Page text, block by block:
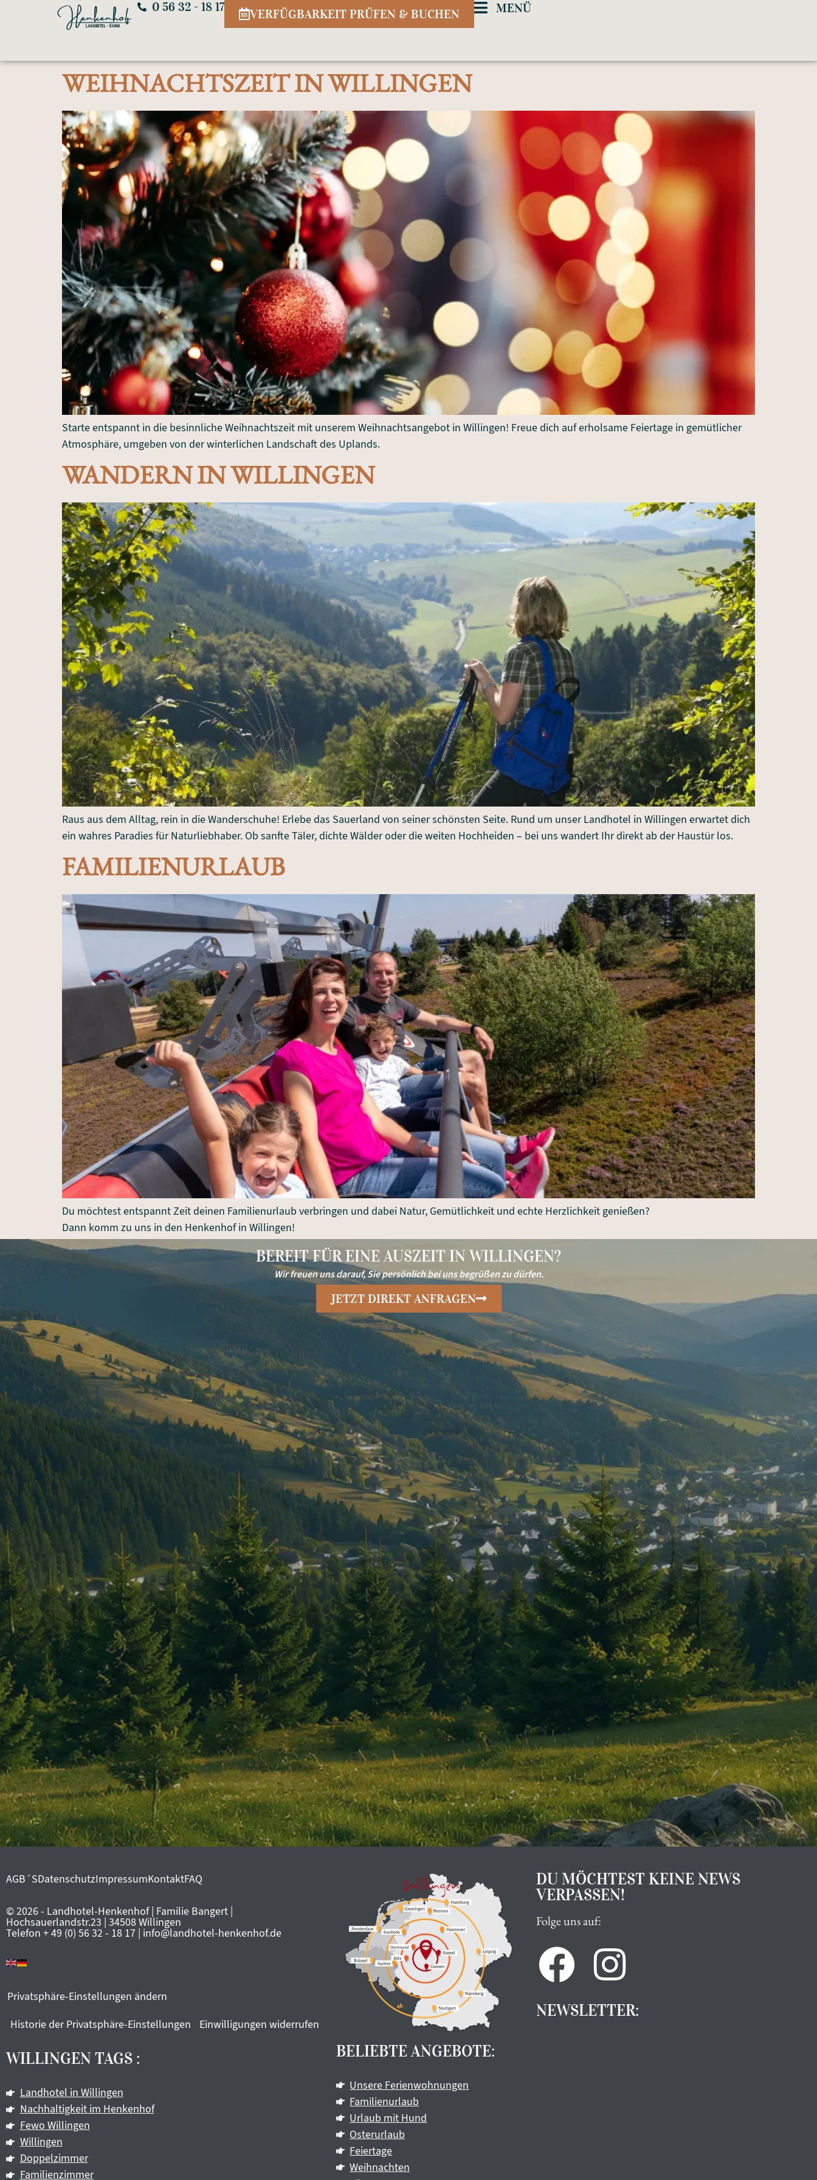
0 56 32 - 18 17 VERFÜGBARKEIT PRÜFEN & BUCHEN MENÜ
WEIHNACHTSZEIT IN WILLINGEN
Starte entspannt in die besinnliche Weihnachtszeit mit unserem Weihnachtsangebot in Willingen! Freue dich auf erholsame Feiertage in gemütlicher
Atmosphäre, umgeben von der winterlichen Landschaft des Uplands.
WANDERN IN WILLINGEN
Raus aus dem Alltag, rein in die Wanderschuhe! Erlebe das Sauerland von seiner schönsten Seite. Rund um unser Landhotel in Willingen erwartet dich
ein wahres Paradies für Naturliebhaber. Ob sanfte Täler, dichte Wälder oder die weiten Hochheiden – bei uns wandert Ihr direkt ab der Haustür los.
FAMILIENURLAUB
Du möchtest entspannt Zeit deinen Familienurlaub verbringen und dabei Natur, Gemütlichkeit und echte Herzlichkeit genießen?
Dann komm zu uns in den Henkenhof in Willingen!
BEREIT FÜR EINE AUSZEIT IN WILLINGEN?
Wir freuen uns darauf, Sie persönlich bei uns begrüßen zu dürfen.
JETZT DIREKT ANFRAGEN
AGB´SDatenschutzImpressumKontaktFAQ
© 2026 - Landhotel-Henkenhof | Familie Bangert |
Hochsauerlandstr.23 | 34508 Willingen
Telefon + 49 (0) 56 32 - 18 17 | info@landhotel-henkenhof.de
Privatsphäre-Einstellungen ändern
Historie der Privatsphäre-Einstellungen
Einwilligungen widerrufen
WILLINGEN TAGS :
Landhotel in Willingen
Nachhaltigkeit im Henkenhof
Fewo Willingen
Willingen
Doppelzimmer
Familienzimmer
BELIEBTE ANGEBOTE:
Unsere Ferienwohnungen
Familienurlaub
Urlaub mit Hund
Osterurlaub
Feiertage
Weihnachten
DU MÖCHTEST KEINE NEWS
VERPASSEN!
Folge uns auf:
NEWSLETTER: